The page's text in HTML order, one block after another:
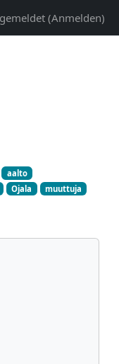
(Anmelden)
aalto
Ojala
muuttuja